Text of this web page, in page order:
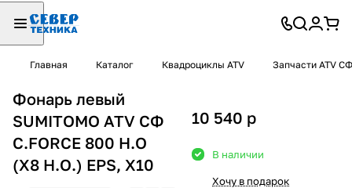
Главная Каталог Квадроциклы ATV Запчасти ATV СФ
Фонарь левый
SUMITOMO ATV СФ
C.FORCE 800 H.O
(X8 H.O.) EPS, Х10
10 540 p
В наличии
Хочу в подарок